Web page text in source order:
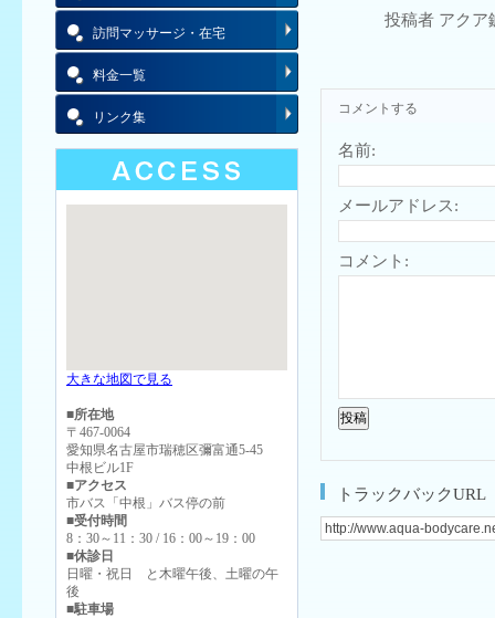
投稿者 アクア
コメントする
名前:
メールアドレス:
コメント:
トラックバックURL
訪問マッサージ・在宅
料金一覧
リンク集
大きな地図で見る
■所在地
〒467-0064
愛知県名古屋市瑞穂区彌富通5-45
中根ビル1F
■アクセス
市バス「中根」バス停の前
■受付時間
8：30～11：30 / 16：00～19：00
■休診日
日曜・祝日 と木曜午後、土曜の午
後
■駐車場